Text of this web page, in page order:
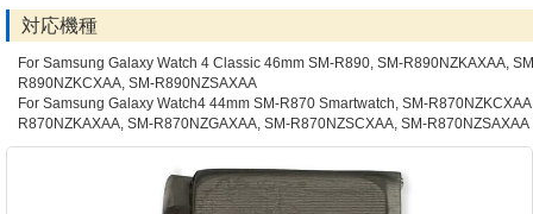
対応機種
For Samsung Galaxy Watch 4 Classic 46mm SM-R890, SM-R890NZKAXAA,
R890NZKCXAA, SM-R890NZSAXAA
For Samsung Galaxy Watch4 44mm SM-R870 Smartwatch, SM-
R870NZKAXAA, SM-R870NZGAXAA, SM-R870NZSCXAA, SM-R870NZSAXAA